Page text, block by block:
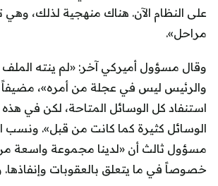
على النظام الآن. هناك منهجية لذلك،
مراحل».
وقال مسؤول أميركي آخر: «لم ينته الملف
والرئيس ليس في عجلة من أمره»، مضيفاً
استنفاد كل الوسائل المتاحة، لكن في هذه
الوسائل كثيرة كما كانت من قبل». ونسب
مسؤول ثالث أن «لدينا مجموعة واسعة من
خصوصاً في ما يتعلق بالعقوبات وإنفاذها.